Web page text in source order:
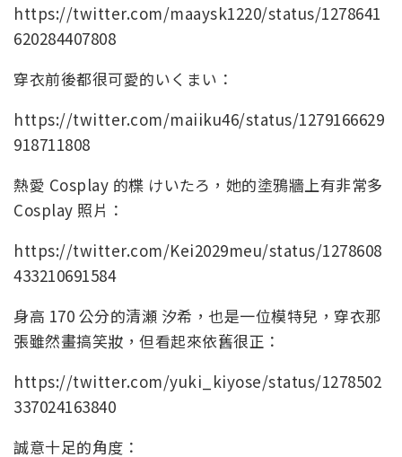
https://twitter.com/maaysk1220/status/1278641
620284407808
穿衣前後都很可愛的いくまい：
https://twitter.com/maiiku46/status/1279166629
918711808
熱愛 Cosplay 的楪 けいたろ，她的塗鴉牆上有非常多
Cosplay 照片：
https://twitter.com/Kei2029meu/status/1278608
433210691584
身高 170 公分的清瀬 汐希，也是一位模特兒，穿衣那
張雖然畫搞笑妝，但看起來依舊很正：
https://twitter.com/yuki_kiyose/status/1278502
337024163840
誠意十足的角度：